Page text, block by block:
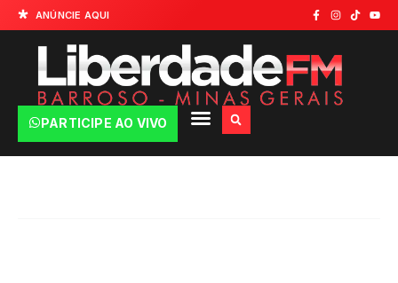
ANÚNCIE AQUI
PARTICIPE AO VIVO